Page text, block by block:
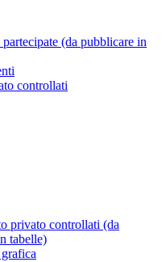
(da pubblicare in
controllati
privato controllati (da
tabelle)